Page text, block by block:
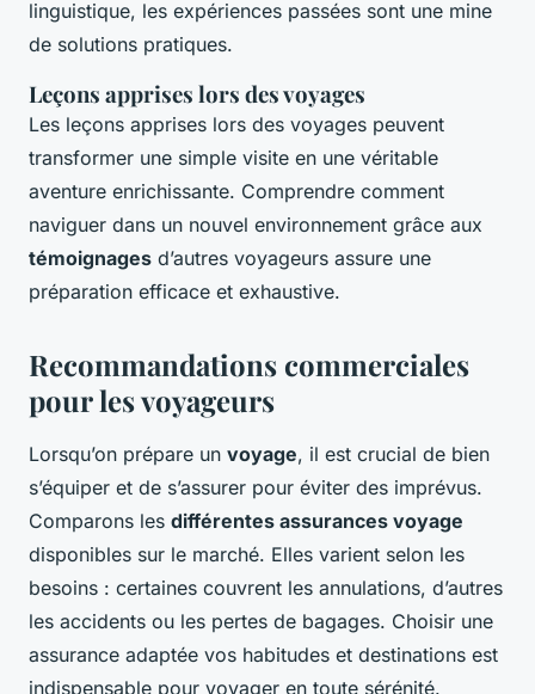
linguistique, les expériences passées sont une mine
de solutions pratiques.
Leçons apprises lors des voyages
Les leçons apprises lors des voyages peuvent
transformer une simple visite en une véritable
aventure enrichissante. Comprendre comment
naviguer dans un nouvel environnement grâce aux
témoignages d’autres voyageurs assure une
préparation efficace et exhaustive.
Recommandations commerciales
pour les voyageurs
Lorsqu’on prépare un voyage, il est crucial de bien
s’équiper et de s’assurer pour éviter des imprévus.
Comparons les différentes assurances voyage
disponibles sur le marché. Elles varient selon les
besoins : certaines couvrent les annulations, d’autres
les accidents ou les pertes de bagages. Choisir une
assurance adaptée vos habitudes et destinations est
indispensable pour voyager en toute sérénité.